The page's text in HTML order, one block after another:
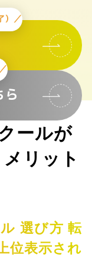
）／
ールが
リット
選び方 転
位表示され